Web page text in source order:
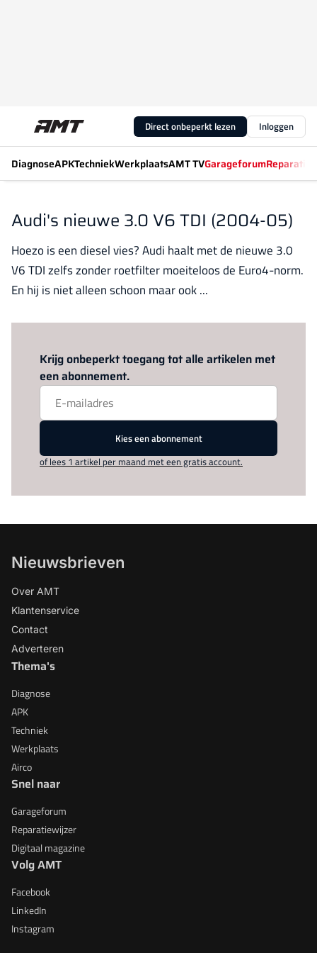
Direct onbeperkt lezen Inloggen
DiagnoseAPKTechniekWerkplaatsAMT TVGarageforum
Audi's nieuwe 3.0 V6 TDI (2004-05)
Hoezo is een diesel vies? Audi haalt met de nieuwe 3.0
V6 TDI zelfs zonder roetfilter moeiteloos de Euro4-norm.
En hij is niet alleen schoon maar ook ...
Krijg onbeperkt toegang tot alle artikelen met
een abonnement.
Kies een abonnement
of lees 1 artikel per maand met een gratis account.
Nieuwsbrieven
Over AMT
Klantenservice
Contact
Adverteren
Thema's
Diagnose
APK
Techniek
Werkplaats
Airco
Snel naar
Garageforum
Reparatiewijzer
Digitaal magazine
Volg AMT
Facebook
LinkedIn
Instagram